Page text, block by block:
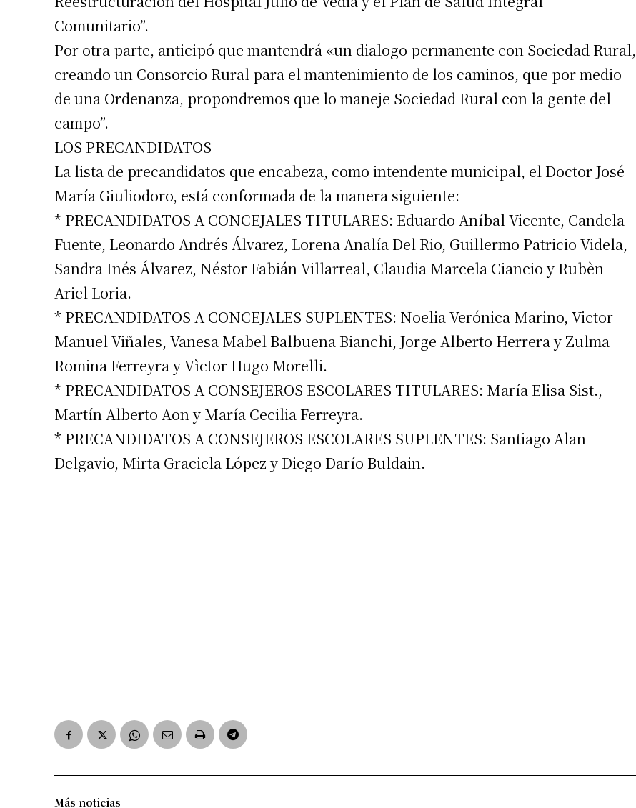
Comunitario”.
Por otra parte, anticipó que mantendrá «un dialogo permanente con Sociedad Rural,
creando un Consorcio Rural para el mantenimiento de los caminos, que por medio
de una Ordenanza, propondremos que lo maneje Sociedad Rural con la gente del
campo”.
LOS PRECANDIDATOS
La lista de precandidatos que encabeza, como intendente municipal, el Doctor José
María Giuliodoro, está conformada de la manera siguiente:
* PRECANDIDATOS A CONCEJALES TITULARES: Eduardo Aníbal Vicente, Candela
Fuente, Leonardo Andrés Álvarez, Lorena Analía Del Rio, Guillermo Patricio Videla,
Sandra Inés Álvarez, Néstor Fabián Villarreal, Claudia Marcela Ciancio y Rubèn
Ariel Loria.
* PRECANDIDATOS A CONCEJALES SUPLENTES: Noelia Verónica Marino, Victor
Manuel Viñales, Vanesa Mabel Balbuena Bianchi, Jorge Alberto Herrera y Zulma
Romina Ferreyra y Vìctor Hugo Morelli.
* PRECANDIDATOS A CONSEJEROS ESCOLARES TITULARES: María Elisa Sist.,
Martín Alberto Aon y María Cecilia Ferreyra.
* PRECANDIDATOS A CONSEJEROS ESCOLARES SUPLENTES: Santiago Alan
Delgavio, Mirta Graciela López y Diego Darío Buldain.
Más noticias